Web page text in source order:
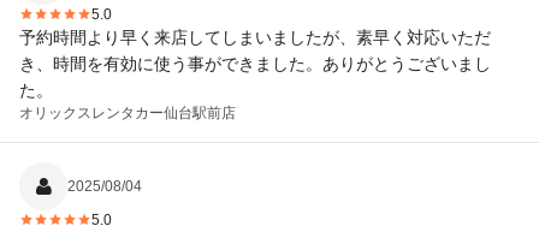
5.0
予約時間より早く来店してしまいましたが、素早く対応いただ
き、時間を有効に使う事ができました。ありがとうございまし
た。
オリックスレンタカー仙台駅前店
2025/08/04
5.0